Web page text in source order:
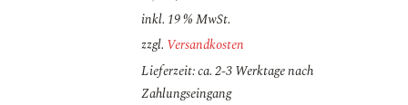
inkl. 19 % MwSt.
zzgl. Versandkosten
Lieferzeit: ca. 2-3 Werktage nach
Zahlungseingang